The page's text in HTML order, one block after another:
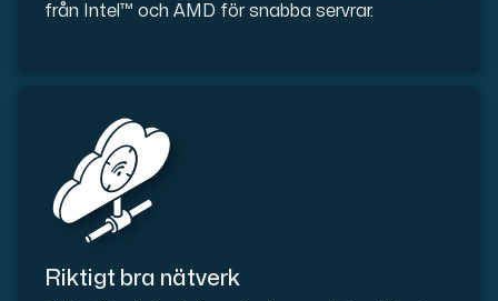
från Intel™ och AMD för snabba servrar.
Riktigt bra nätverk